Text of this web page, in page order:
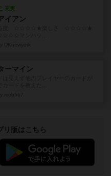
充実
イアン
ーマイン
リ版はこちら